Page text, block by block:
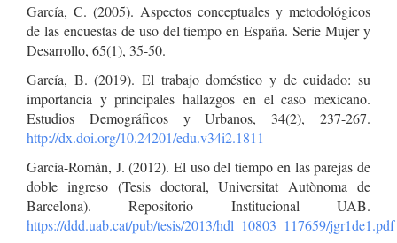
García, C. (2005). Aspectos conceptuales y metodológicos
de las encuestas de uso del tiempo en España. Serie Mujer y
Desarrollo, 65(1), 35-50.
García, B. (2019). El trabajo doméstico y de cuidado: su
importancia y principales hallazgos en el caso mexicano.
Estudios Demográficos y Urbanos, 34(2), 237-267.
http://dx.doi.org/10.24201/edu.v34i2.1811
García-Román, J. (2012). El uso del tiempo en las parejas de
doble ingreso (Tesis doctoral, Universitat Autònoma de
Barcelona). Repositorio Institucional UAB.
https://ddd.uab.cat/pub/tesis/2013/hdl_10803_117659/jgr1de1.pdf